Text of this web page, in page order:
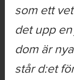
som ett
det upp
dom är
står d:et